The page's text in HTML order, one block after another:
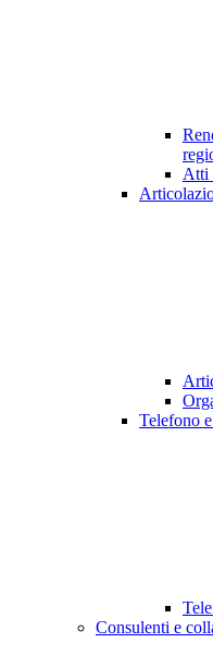
Atti
Telefono
Consulenti e